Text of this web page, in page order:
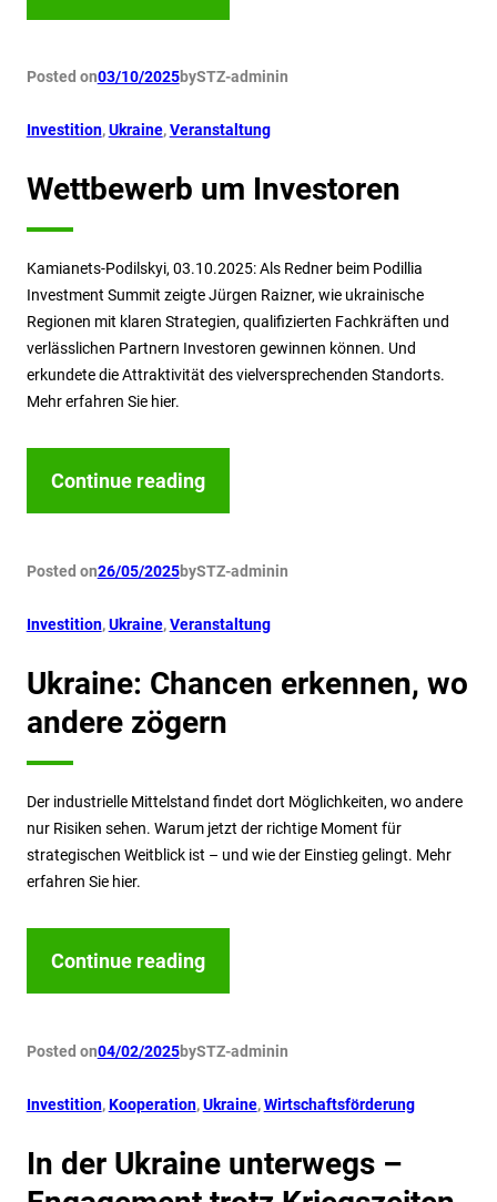
Posted on03/10/2025bySTZ-adminin
Investition, Ukraine, Veranstaltung
Wettbewerb um Investoren
Kamianets-Podilskyi, 03.10.2025: Als Redner beim Podillia
Investment Summit zeigte Jürgen Raizner, wie ukrainische
Regionen mit klaren Strategien, qualifizierten Fachkräften und
verlässlichen Partnern Investoren gewinnen können. Und
erkundete die Attraktivität des vielversprechenden Standorts.
Mehr erfahren Sie hier.
Continue reading
Posted on26/05/2025bySTZ-adminin
Investition, Ukraine, Veranstaltung
Ukraine: Chancen erkennen, wo
andere zögern
Der industrielle Mittelstand findet dort Möglichkeiten, wo andere
nur Risiken sehen. Warum jetzt der richtige Moment für
strategischen Weitblick ist – und wie der Einstieg gelingt. Mehr
erfahren Sie hier.
Continue reading
Posted on04/02/2025bySTZ-adminin
Investition, Kooperation, Ukraine, Wirtschaftsförderung
In der Ukraine unterwegs –